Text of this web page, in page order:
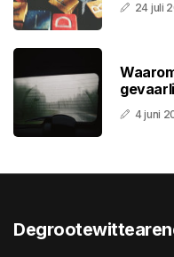
24 juli
4 juni